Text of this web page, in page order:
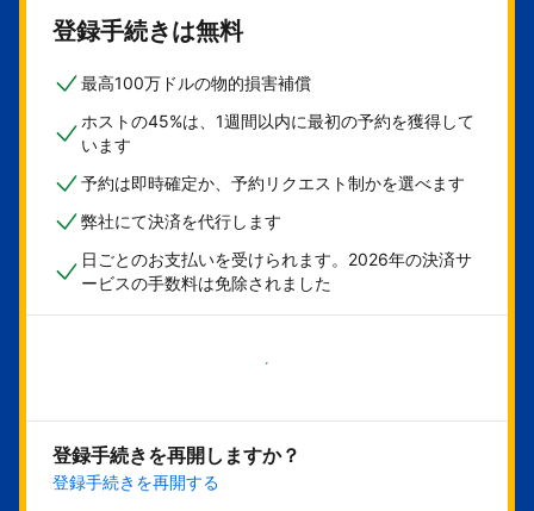
登録手続きは無料
最高100万ドルの物的損害補償
ホストの45%は、1週間以内に最初の予約を獲得して
います
予約は即時確定か、予約リクエスト制かを選べます
弊社にて決済を代行します
日ごとのお支払いを受けられます。2026年の決済サ
ービスの手数料は免除されました
今すぐ始める
登録手続きを再開しますか？
登録手続きを再開する